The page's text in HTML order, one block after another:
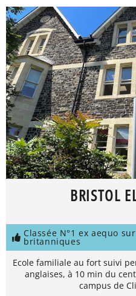
BRISTOL
Classée N°1 ex aequo
britanniques
Ecole familiale au fort suivi
anglaises, à 10 min du
campus de